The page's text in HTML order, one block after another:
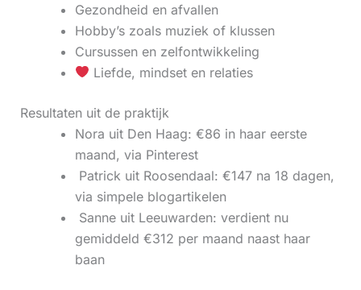
Gezondheid en afvallen
Hobby’s zoals muziek of klussen
Cursussen en zelfontwikkeling
Liefde, mindset en relaties
Resultaten uit de praktijk
Nora uit Den Haag: €86 in haar eerste
maand, via Pinterest
‍ Patrick uit Roosendaal: €147 na 18 dagen,
via simpele blogartikelen
‍ Sanne uit Leeuwarden: verdient nu
gemiddeld €312 per maand naast haar
baan